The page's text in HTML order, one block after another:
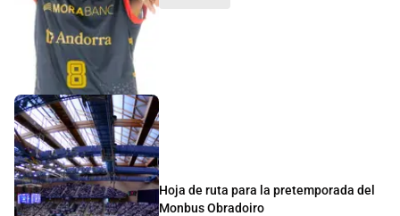
Hoja de ruta para la pretemporada del
Monbus Obradoiro